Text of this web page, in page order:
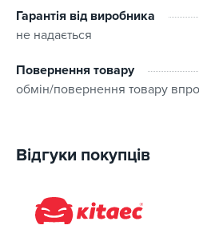
Гарантія від виробника
не надається
Повернення товару
обмін/повернення товару
Відгуки покупців